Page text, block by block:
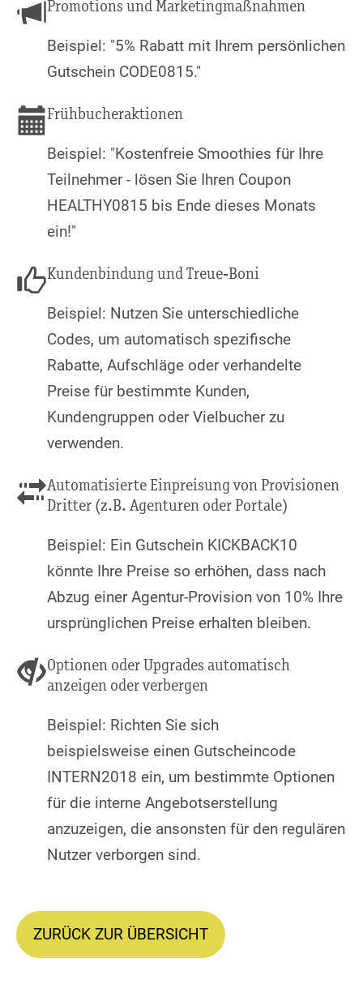
Promotions und Marketingmaßnahmen
Beispiel: "5% Rabatt mit Ihrem persönlichen
Gutschein CODE0815."
Frühbucheraktionen
Beispiel: "Kostenfreie Smoothies für Ihre
Teilnehmer - lösen Sie Ihren Coupon
HEALTHY0815 bis Ende dieses Monats
ein!"
Kundenbindung und Treue-Boni
Beispiel: Nutzen Sie unterschiedliche
Codes, um automatisch spezifische
Rabatte, Aufschläge oder verhandelte
Preise für bestimmte Kunden,
Kundengruppen oder Vielbucher zu
verwenden.
Automatisierte Einpreisung von Provisionen
Dritter (z.B. Agenturen oder Portale)
Beispiel: Ein Gutschein KICKBACK10
könnte Ihre Preise so erhöhen, dass nach
Abzug einer Agentur-Provision von 10% Ihre
ursprünglichen Preise erhalten bleiben.
Optionen oder Upgrades automatisch
anzeigen oder verbergen
Beispiel: Richten Sie sich
beispielsweise einen Gutscheincode
INTERN2018 ein, um bestimmte Optionen
für die interne Angebotserstellung
anzuzeigen, die ansonsten für den regulären
Nutzer verborgen sind.
ZURÜCK ZUR ÜBERSICHT